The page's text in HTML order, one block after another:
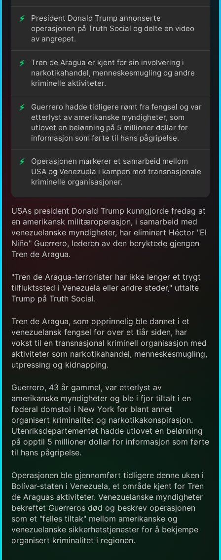
President Donald Trump annonserte
operasjonen på Truth Social og delte en video
av angrepet.
Tren de Aragua er kjent for sin involvering i
narkotikahandel, menneskesmugling og andre
kriminelle aktiviteter.
Guerrero hadde tidligere rømt fra fengsel og var
etterlyst av amerikanske myndigheter, som
utlovet en belønning på 5 millioner dollar for
informasjon som førte til hans pågripelse.
Operasjonen markerer et samarbeid mellom
USA og Venezuela i kampen mot transnasjonale
kriminelle organisasjoner.
USAs president Donald Trump kunngjorde fredag at
en amerikansk militæroperasjon, i samarbeid med
venezuelanske myndigheter, har eliminert Héctor "El
Niño" Guerrero, lederen av den beryktede gjengen
Tren de Aragua.
"Tren de Aragua-terrorister har ikke lenger et trygt
tilfluktssted i Venezuela eller andre steder," uttalte
Trump på Truth Social.
Tren de Aragua, som opprinnelig ble dannet i et
venezuelansk fengsel for over et tiår siden, har
vokst til en transnasjonal kriminell organisasjon med
aktiviteter som narkotikahandel, menneskesmugling,
utpressing og kidnapping.
Guerrero, 43 år gammel, var etterlyst av
amerikanske myndigheter og ble i fjor tiltalt i en
føderal domstol i New York for blant annet
organisert kriminalitet og narkotikakonspirasjon.
Utenriksdepartementet hadde utlovet en belønning
på opptil 5 millioner dollar for informasjon som førte
til hans pågripelse.
Operasjonen ble gjennomført tidligere denne uken i
Bolívar-staten i Venezuela, et område kjent for Tren
de Araguas aktiviteter. Venezuelanske myndigheter
bekreftet Guerreros død og beskrev operasjonen
som et "felles tiltak" mellom amerikanske og
venezuelanske sikkerhetstjenester for å bekjempe
organisert kriminalitet i regionen.